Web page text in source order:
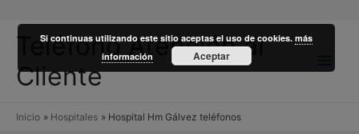
Teléfono Atención al
Cliente
Inicio Hospitales Hospital Hm Gálvez teléfonos
Si continuas utilizando este sitio aceptas el uso de cookies.más
información
Aceptar